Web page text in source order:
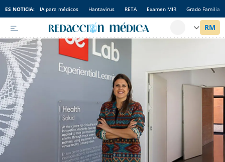
ES NOTICIA: IA para médicos Hantavirus RETA Examen MIR Grado Familia